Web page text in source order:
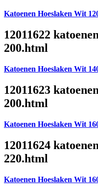
Katoenen Hoeslaken Wit
12011622
200.html
Katoenen Hoeslaken Wit
12011623
200.html
Katoenen Hoeslaken Wit
12011624
220.html
Katoenen Hoeslaken Wit